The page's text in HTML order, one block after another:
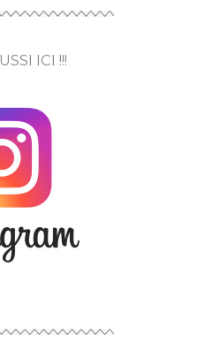
ICI !!!